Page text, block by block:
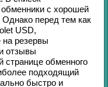
с хорошей
Однако перед тем как
USD,
на резервы
отзывы
странице обменного
подходящий
быстро и